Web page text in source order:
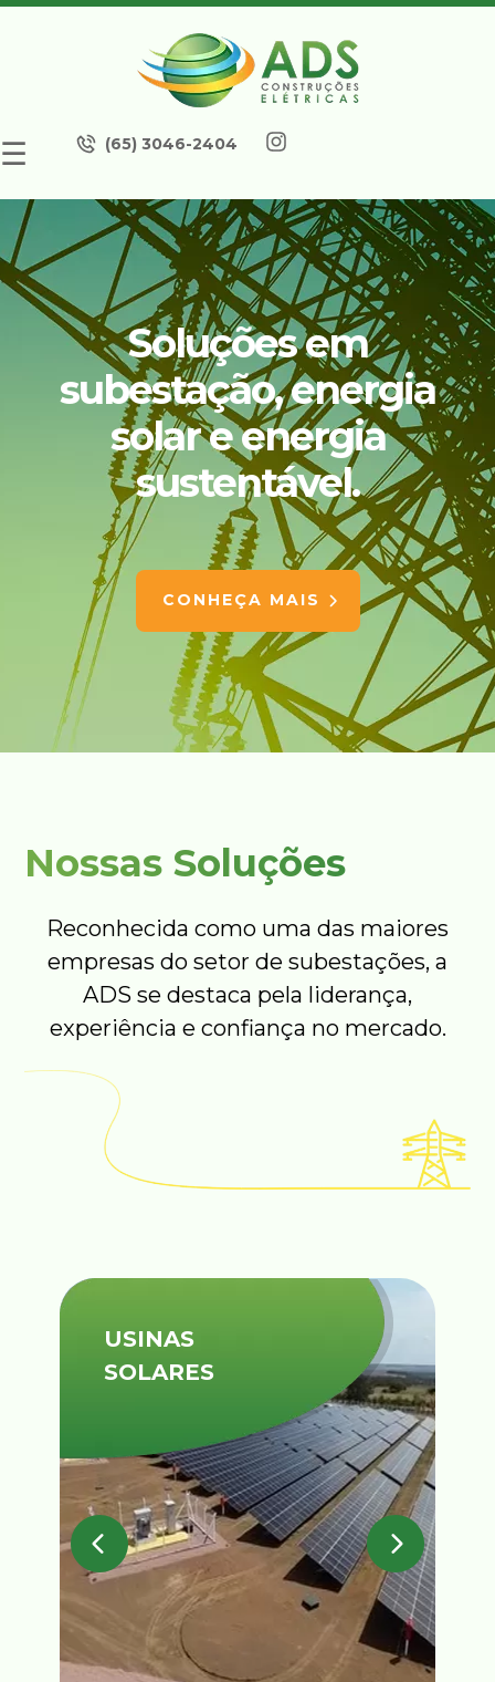
☰ (65) 3046-2404
Soluções em
subestação, energia
solar e energia
sustentável.
CONHEÇA MAIS
Nossas Soluções
Reconhecida como uma das maiores
empresas do setor de subestações, a
ADS se destaca pela liderança,
experiência e confiança no mercado.
USINAS
SOLARES